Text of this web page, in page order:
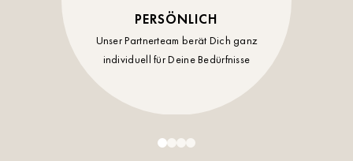
PERSÖNLICH
Unser Partnerteam berät Dich ganz
individuell für Deine Bedürfnisse